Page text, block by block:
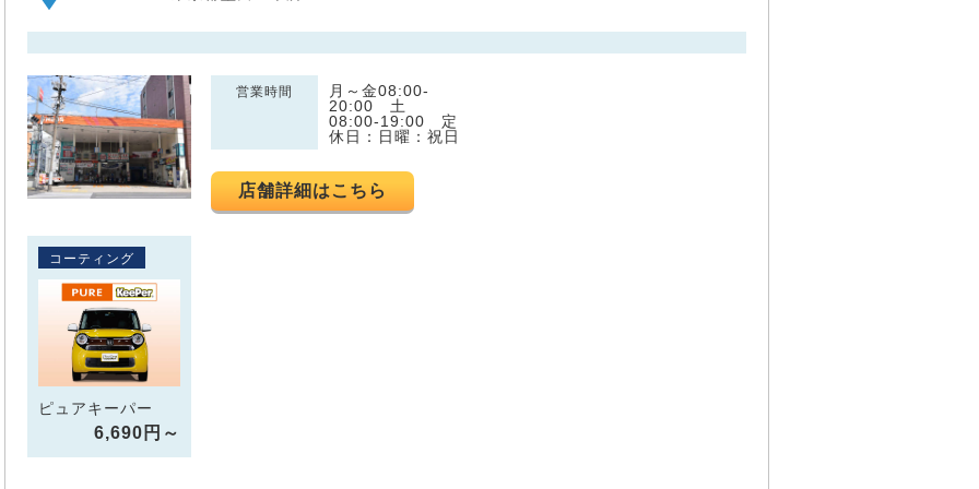
営業時間
月～金08:00-
20:00 土
08:00-19:00 定
休日：日曜：祝日
店舗詳細はこちら
コーティング
ピュアキーパー
6,690円～